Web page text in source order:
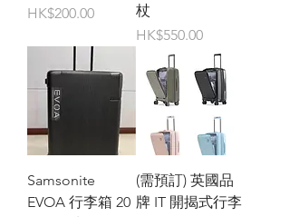
價格
HK$200.00
杖
價格
HK$550.00
Samsonite
EVOA 行李箱 20
(需預訂) 英國品
牌 IT 開揭式行李